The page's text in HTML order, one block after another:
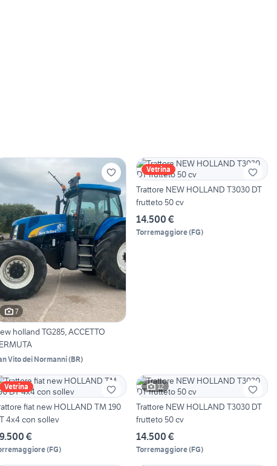
7
holland TG285, ACCETTO
Vito dei Normanni(BR)
Vetrina
Trattore NEW HOLLAND T3030 DT
frutteto 50 cv
14.500 €
Torremaggiore(FG)
Vetrina
fiat new HOLLAND TM 190
4x4 con sollev
€
(FG)
12
Trattore NEW HOLLAND T3030 DT
frutteto 50 cv
14.500 €
Torremaggiore(FG)